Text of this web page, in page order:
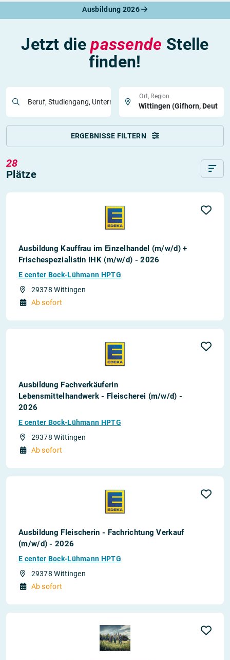
Ausbildung 2026
Jetzt diepassende Stelle
finden!
Beruf, Studiengang, Unternehmen
Ort, Region
ERGEBNISSE FILTERN
28
Plätze
Ausbildung Kauffrau im Einzelhandel (m/w/d) +
Frischespezialistin IHK (m/w/d) - 2026
E center Bock-Lühmann HPTG
29378 Wittingen
Ab sofort
Ausbildung Fachverkäuferin
Lebensmittelhandwerk - Fleischerei (m/w/d) -
2026
E center Bock-Lühmann HPTG
29378 Wittingen
Ab sofort
Ausbildung Fleischerin - Fachrichtung Verkauf
(m/w/d) - 2026
E center Bock-Lühmann HPTG
29378 Wittingen
Ab sofort